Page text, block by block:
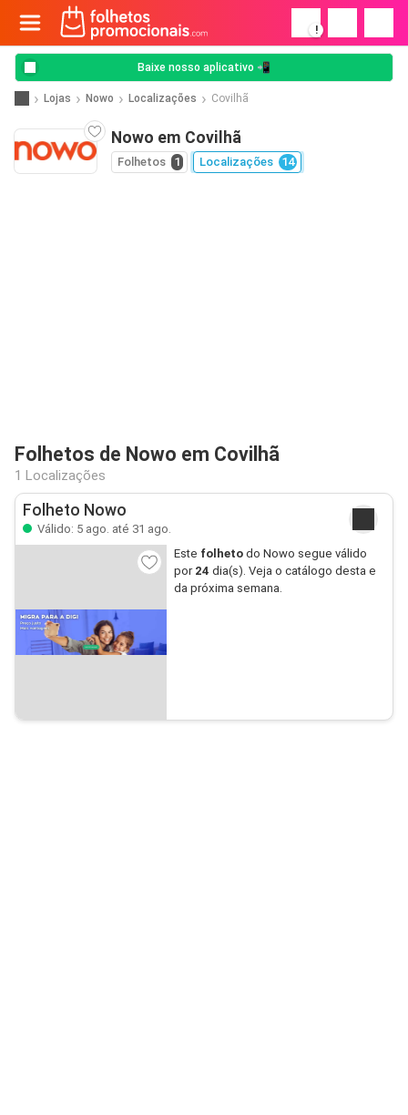
!
Baixe nosso aplicativo 📲
Lojas Nowo Localizações Covilhã
Nowo em Covilhã
Folhetos 1 Localizações 14
Folhetos de Nowo em Covilhã
1 Localizações
Folheto Nowo
Válido: 5 ago. até 31 ago.
Este folhetodo Nowo segue válido
por 24 dia(s). Veja o catálogo desta e
da próxima semana.